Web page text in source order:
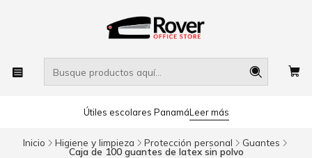
Útiles escolares PanamáLeer más
Inicio Higiene y limpieza Protección personal Guantes
Caja de 100 guantes de latex sin polvo